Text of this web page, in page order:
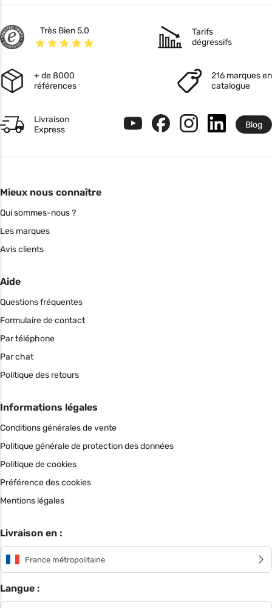
Très Bien 5,0
Tarifs
dégressifs
+ de 8000
références
216 marques en
catalogue
Livraison
Express
Blog
Mieux nous connaître
Qui sommes-nous ?
Les marques
Avis clients
Aide
Questions fréquentes
Formulaire de contact
Par téléphone
Par chat
Politique des retours
Informations légales
Conditions générales de vente
Politique générale de protection des données
Politique de cookies
Préférence des cookies
Mentions légales
Livraison en :
France métropolitaine
Langue :